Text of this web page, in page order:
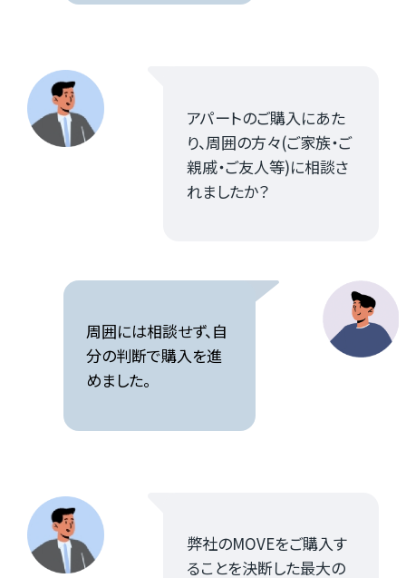
アパートのご購入にあた
り、周囲の方々(ご家族・ご
親戚・ご友人等)に相談さ
れましたか？
周囲には相談せず、自
分の判断で購入を進
めました。
弊社のMOVEをご購入す
ることを決断した最大の